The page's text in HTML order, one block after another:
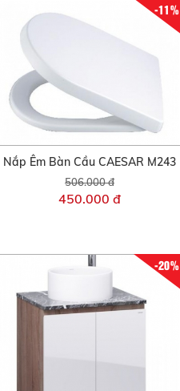
-11%
Nắp Êm Bàn Cầu CAESAR M243
506.000 đ
450.000 đ
-20%